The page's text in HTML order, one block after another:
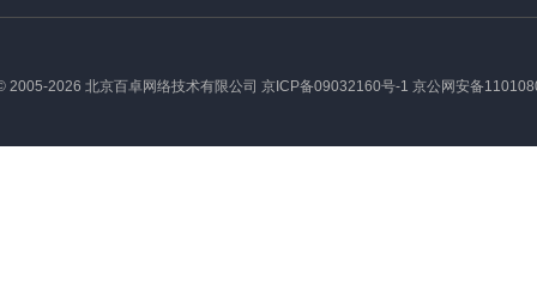
2005-2026 北京百卓网络技术有限公司 京ICP备09032160号-1 京公网安备